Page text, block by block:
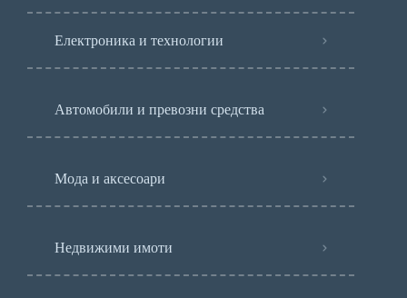
Електроника и технологии
Автомобили и превозни средства
Мода и аксесоари
Недвижими имоти